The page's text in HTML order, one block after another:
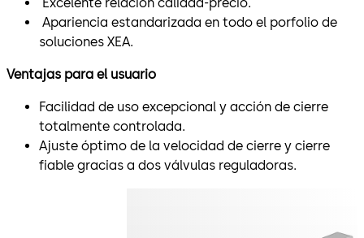
Apariencia estandarizada en todo el porfolio de
soluciones XEA.
Ventajas para el usuario
Facilidad de uso excepcional y acción de cierre
totalmente controlada.
Ajuste óptimo de la velocidad de cierre y cierre
fiable gracias a dos válvulas reguladoras.